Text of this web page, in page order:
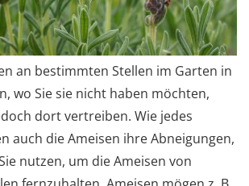
an bestimmten Stellen im Garten in
wo Sie sie nicht haben möchten,
dort vertreiben. Wie jedes
auch die Ameisen ihre Abneigungen,
nutzen, um die Ameisen von